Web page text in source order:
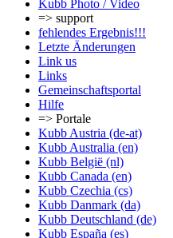
Kubb Photo / Video
=> support
fehlendes Ergebnis!!!
Letzte Änderungen
Link us
Links
Gemeinschafts­portal
Hilfe
=> Portale
Kubb Austria (de-at)
Kubb Australia (en)
Kubb België (nl)
Kubb Canada (en)
Kubb Czechia (cs)
Kubb Danmark (da)
Kubb Deutschland (de)
Kubb España (es)